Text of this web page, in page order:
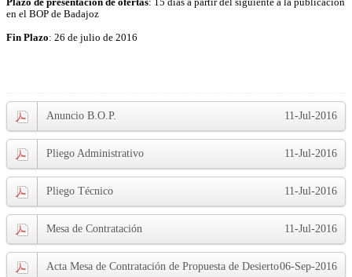
Plazo de presentación de ofertas: 15 días a partir del siguiente a la publicación
en el BOP de Badajoz
Fin Plazo: 26 de julio de 2016
11-Jul-2016
Anuncio B.O.P.
11-Jul-2016
Pliego Administrativo
11-Jul-2016
Pliego Técnico
11-Jul-2016
Mesa de Contratación
06-Sep-2016
Acta Mesa de Contratación de Propuesta de Desierto